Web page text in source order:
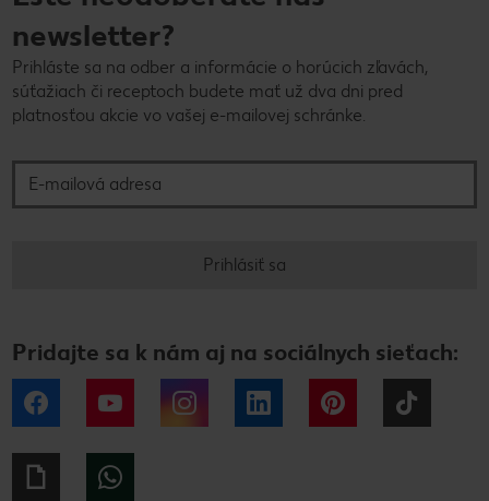
newsletter?
Prihláste sa na odber a informácie o horúcich zľavách,
súťažiach či receptoch budete mať už dva dni pred
platnosťou akcie vo vašej e-mailovej schránke.
Prihlásiť sa
Pridajte sa k nám aj na sociálnych sieťach:
Facebook YouTube Instagram LinkedIn Pinterest
Giphy